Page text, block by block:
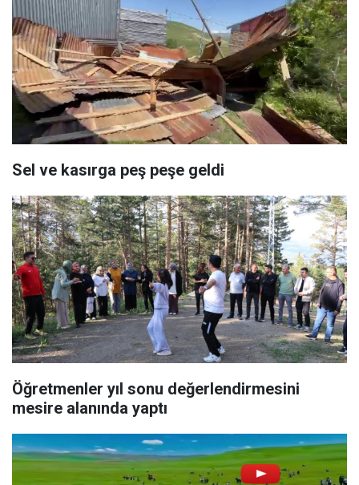
Sel ve kasırga peş peşe geldi
Öğretmenler yıl sonu değerlendirmesini
mesire alanında yaptı